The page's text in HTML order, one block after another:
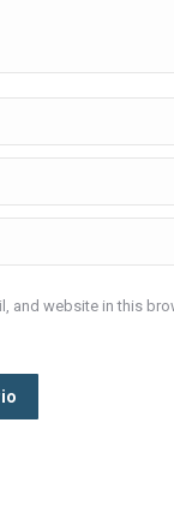
and website in this